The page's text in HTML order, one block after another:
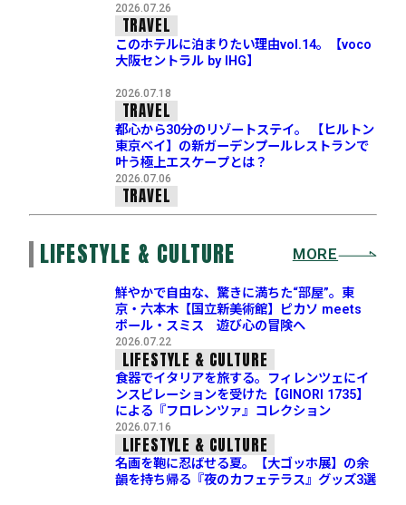
2026.07.26
TRAVEL
このホテルに泊まりたい理由vol.14。【voco
大阪セントラル by IHG】
2026.07.18
TRAVEL
都心から30分のリゾートステイ。 【ヒルトン
東京ベイ】の新ガーデンプールレストランで
叶う極上エスケープとは？
2026.07.06
TRAVEL
LIFESTYLE & CULTURE MORE
鮮やかで自由な、驚きに満ちた“部屋”。東
京・六本木【国立新美術館】ピカソ meets
ポール・スミス 遊び心の冒険へ
2026.07.22
LIFESTYLE & CULTURE
食器でイタリアを旅する。フィレンツェにイ
ンスピレーションを受けた【GINORI 1735】
による『フロレンツァ』コレクション
2026.07.16
LIFESTYLE & CULTURE
名画を鞄に忍ばせる夏。【大ゴッホ展】の余
韻を持ち帰る『夜のカフェテラス』グッズ3選